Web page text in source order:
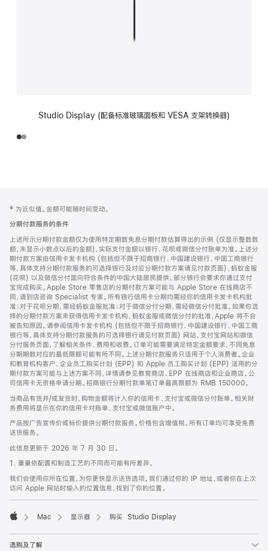
Studio Display (配备标准玻璃面板和 VESA 支架转换器)
页
页
脚
注
‡ 为近似值。金额可能随时间变动。
分期付款服务的条件
上述所示分期付款金额仅为使用特定期数免息分期付款估算得出的示例 (仅显示整数数
额，未显示小数点以后的金额)，实际支付金额以银行、花呗或微信分付账单为准。上述分
期付款方案由信用卡发卡机构 (包括但不限于招商银行、中国建设银行、中国工商银行
等，具体支持分期付款服务的可选择银行及对应分期付款方案请见付款页面)、蚂蚁金服
(花呗) 以及微信分付面向符合条件的中国大陆居民提供。部分银行会要求你通过支付
宝完成购买。Apple Store 零售店的分期付款方案可能与 Apple Store 在线商店不
同，请到店咨询 Specialist 专家。所有银行信用卡分期均需经你的信用卡发卡机构批
准；对于花呗分期，需经蚂蚁金服批准；对于微信分付分期，需经微信分付批准。如果你选
择的分期付款方案未获得信用卡发卡机构、蚂蚁金服或微信分付的批准，Apple 将不会
被告知原因。请参阅信用卡发卡机构 (包括但不限于招商银行、中国建设银行、中国工商
银行等，具体支持分期付款服务的可选择银行请见付款页面) 网站、支付宝网站和微信
分付服务页面，了解相关条件、费用和收费。订单可能需要满足特定金额要求，不同免息
分期期数对应的最低限额可能有所不同。上述分期付款服务只适用于个人消费者。企业
和教育机构客户、企业员工购买计划 (EPP) 和 Apple 员工购买计划 (EPP) 适用的分
期付款方案可能与上述方案不同，详情请参见教育商店、EPP 在线商店和企业商店。公
司信用卡无资格申请分期。招商银行分期付款单笔订单最高限额为 RMB 150000。
当商品有货并/或发货时，购物金额将计入你的信用卡、支付宝或微信分付账单。相关财
务费用将显示在你的信用卡对账单、支付宝或微信账户中。
产品按广告宣传价或标价提供分期付款服务。价格包含增值税。所有订单均可享受免费
送货服务。
此信息更新于 2026 年 7 月 30 日。
1. 重量依配置和制造工艺的不同而可能有所差异。
我们会使用你所在位置，为你更快显示送货选项。我们通过你的 IP 地址，或者你在上次
访问 Apple 网站时输入的位置信息，找到了你的位置。
Mac 显示器 购买 Studio Display
选购及了解